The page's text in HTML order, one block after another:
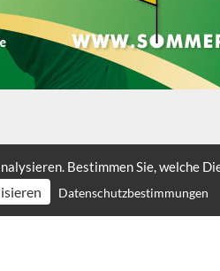
Bestimmen Sie, welche
Datenschutzbestimmungen